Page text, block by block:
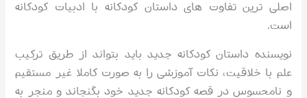
اصلی ترین تفاوت های داستان کودکانه با ادبیات کودکانه
است.
نویسنده داستان کودکانه جدید باید بتواند از طریق ترکیب
علم با خلاقیت، نکات آموزشی را به صورت کاملا غیر مستقیم
و نامحسوس در قصه کودکانه جدید خود بگنجاند و منجر به